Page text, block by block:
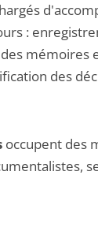
:
mémoires
des
occupent des